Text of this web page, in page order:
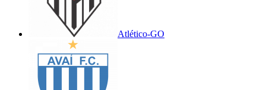
Atlético-GO